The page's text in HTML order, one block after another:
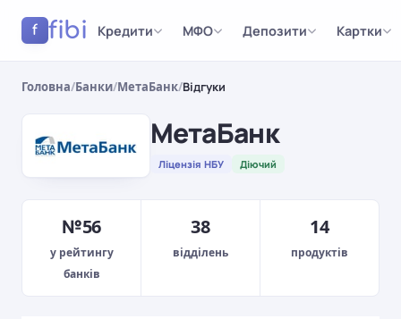
f fibi Кредити МФО Депозити Картки
Головна/Банки/МетаБанк/Відгуки
МетаБанк
Ліцензія НБУ Діючий
№56
у рейтингу
банків
38
відділень
14
продуктів